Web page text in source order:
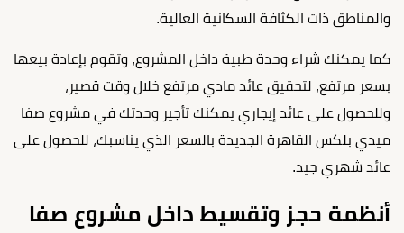
والمناطق ذات الكثافة السكانية العالية.
كما يمكنك شراء وحدة طبية داخل المشروع، وتقوم بإعادة بيعها
بسعر مرتفع، لتحقيق عائد مادي مرتفع خلال وقت قصير،
وللحصول على عائد إيجاري يمكنك تأجير وحدتك في مشروع صفا
ميدي بلكس القاهرة الجديدة بالسعر الذي يناسبك، للحصول على
عائد شهري جيد.
أنظمة حجز وتقسيط داخل مشروع صفا